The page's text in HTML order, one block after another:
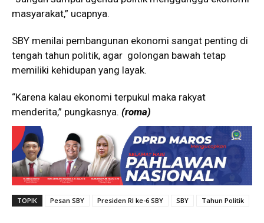
masyarakat,” ucapnya.
SBY menilai pembangunan ekonomi sangat penting di
tengah tahun politik, agar golongan bawah tetap
memiliki kehidupan yang layak.
“Karena kalau ekonomi terpukul maka rakyat
menderita,” pungkasnya. (roma)
TOPIK Pesan SBY Presiden RI ke-6 SBY SBY Tahun Politik